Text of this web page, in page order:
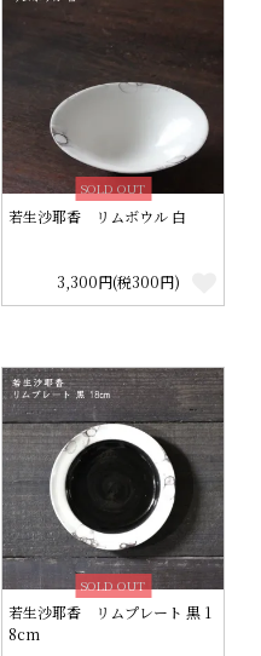
SOLD OUT
若生沙耶香 リムボウル 白
3,300円(税300円)
SOLD OUT
若生沙耶香 リムプレート 黒 1
8cm